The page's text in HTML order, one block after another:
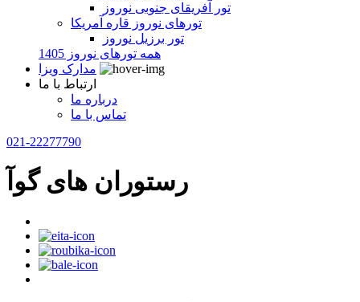
تور آفریقای جنوبی نوروز
تورهای نوروز قاره آمریکا
تور برزیل نوروز
همه تورهای نوروز 1405
مدارک ویزا
ارتباط با ما
درباره ما
تماس با ما
021-22277790
رستوران های گوآ